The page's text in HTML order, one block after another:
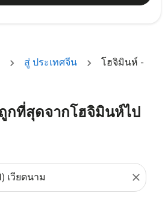
สู่ ประเทศจีน
โฮจิมินห์ -
กที่สุดจากโฮจิมินห์ไป
close
องคุณ (ต้นทางและ/หรือปลายทาง) หรื